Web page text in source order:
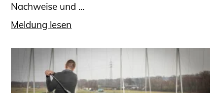
Nachweise und ...
Meldung lesen